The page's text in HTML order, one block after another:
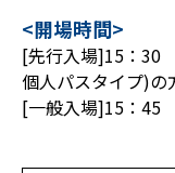
<開場時間>
[先行入場]15：30
個人パスタイプ)の
[一般入場]15：45